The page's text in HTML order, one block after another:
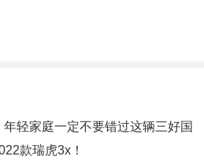
年轻家庭一定不要错过这辆三好国
款瑞虎3x！